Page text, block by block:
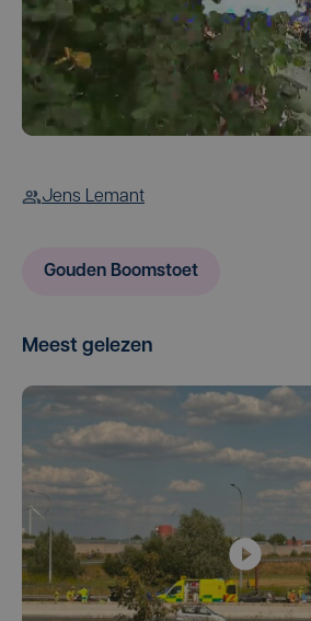
Jens Lemant
Gouden Boomstoet
Meest gelezen